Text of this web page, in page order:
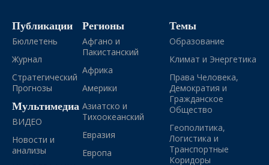
Публикации
Бюллетень
Журнал
Стратегический
Прогнозы
Мультимедиа
ВИДЕО
Новости и
анализы
Регионы
Афгано и
Пакистанский
Африка
Америки
Азиатско и
Тихоокеанский
Евразия
Европа
Темы
Образование
Климат и Энергетика
Права Человека,
Демократия и
Гражданское
Общество
Геополитика,
Логистика и
Транспортные
Коридоры